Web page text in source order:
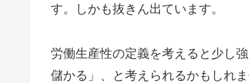
す。しかも抜きん出ています。
労働生産性の定義を考えると少し
儲かる」、と考えられるかもしれ